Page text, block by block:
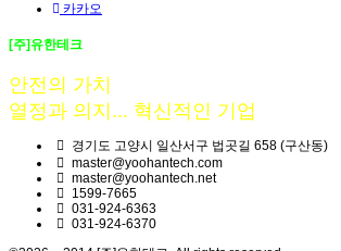
카카오
[주]유한테크
안전의 가치
열정과 의지... 혁신적인 기업
경기도 고양시 일산서구 법곳길 658 (구산동)
master@yoohantech.com
master@yoohantech.net
1599-7665
031-924-6363
031-924-6370